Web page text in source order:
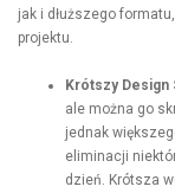
jak i dłuższego
projektu.
Krótszy Design
ale można go
jednak
eliminacji
dzień. Krótsza